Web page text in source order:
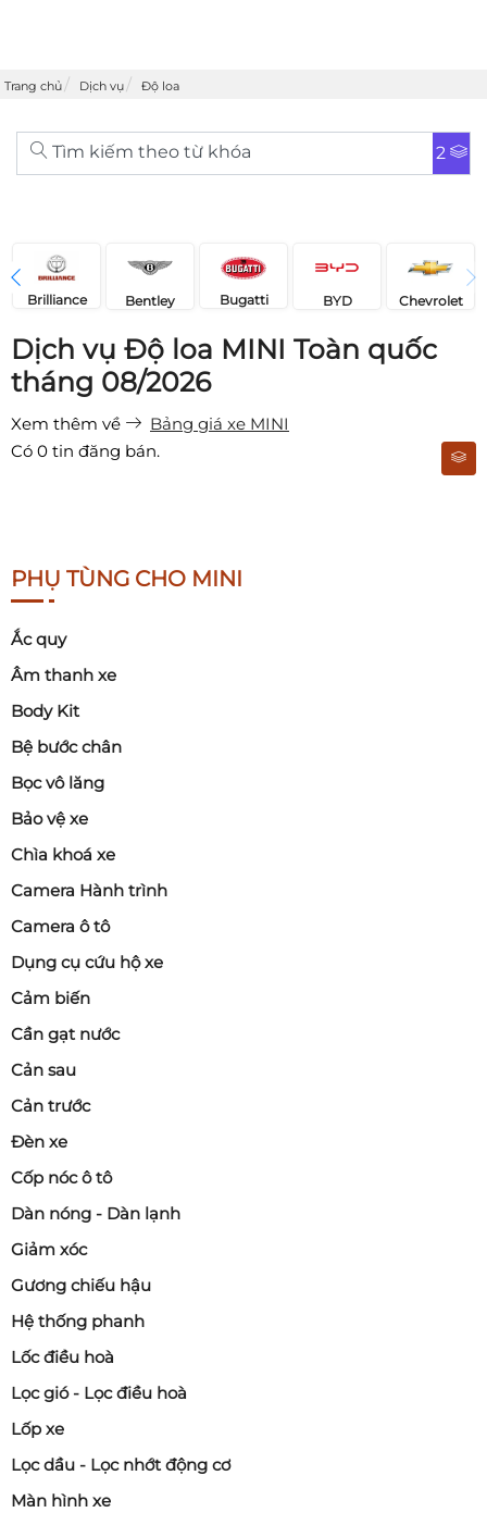
Trang chủ Dịch vụ Độ loa
Tìm kiếm theo từ khóa 2
Brilliance Bentley Bugatti BYD Chevrolet
Dịch vụ Độ loa MINI Toàn quốc
tháng 08/2026
Xem thêm về
Bảng giá xe MINI
Có 0 tin đăng bán.
PHỤ TÙNG CHO MINI
Ắc quy
Âm thanh xe
Body Kit
Bệ bước chân
Bọc vô lăng
Bảo vệ xe
Chìa khoá xe
Camera Hành trình
Camera ô tô
Dụng cụ cứu hộ xe
Cảm biến
Cần gạt nước
Cản sau
Cản trước
Đèn xe
Cốp nóc ô tô
Dàn nóng - Dàn lạnh
Giảm xóc
Gương chiếu hậu
Hệ thống phanh
Lốc điều hoà
Lọc gió - Lọc điều hoà
Lốp xe
Lọc dầu - Lọc nhớt động cơ
Màn hình xe